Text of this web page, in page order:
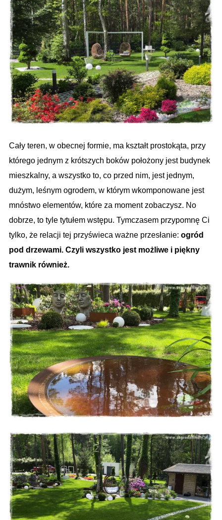
Cały teren, w obecnej formie, ma kształt prostokąta, przy
którego jednym z krótszych boków położony jest budynek
mieszkalny, a wszystko to, co przed nim, jest jednym,
dużym, leśnym ogrodem, w którym wkomponowane jest
mnóstwo elementów, które za moment zobaczysz. No
dobrze, to tyle tytułem wstępu. Tymczasem przypomnę Ci
tylko, że relacji tej przyświeca ważne przesłanie: ogród
pod drzewami. Czyli wszystko jest możliwe i piękny
trawnik również.